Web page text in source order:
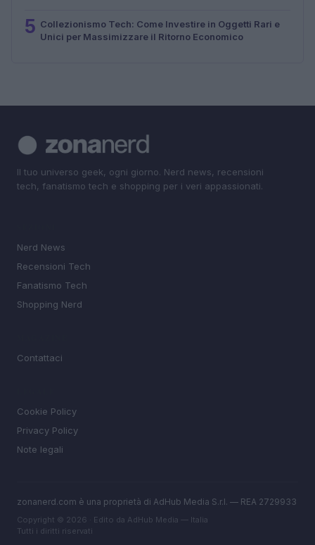
5 Collezionismo Tech: Come Investire in Oggetti Rari e
Unici per Massimizzare il Ritorno Economico
Il tuo universo geek, ogni giorno. Nerd news, recensioni
tech, fanatismo tech e shopping per i veri appassionati.
Nerd News
Recensioni Tech
Fanatismo Tech
Shopping Nerd
Contattaci
Cookie Policy
Privacy Policy
Note legali
zonanerd.com è una proprietà di AdHub Media S.r.l. — REA 2729933
Copyright © 2026 · Edito da AdHub Media — Italia
Tutti i diritti riservati